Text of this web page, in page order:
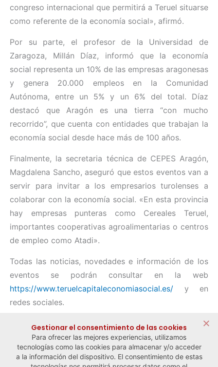
congreso internacional que permitirá a Teruel situarse
como referente de la economía social», afirmó.
Por su parte, el profesor de la Universidad de
Zaragoza, Millán Díaz, informó que la economía
social representa un 10% de las empresas aragonesas
y genera 20.000 empleos en la Comunidad
Autónoma, entre un 5% y un 6% del total. Díaz
destacó que Aragón es una tierra “con mucho
recorrido”, que cuenta con entidades que trabajan la
economía social desde hace más de 100 años.
Finalmente, la secretaria técnica de CEPES Aragón,
Magdalena Sancho, aseguró que estos eventos van a
servir para invitar a los empresarios turolenses a
colaborar con la economía social. «En esta provincia
hay empresas punteras como Cereales Teruel,
importantes cooperativas agroalimentarias o centros
de empleo como Atadi».
Todas las noticias, novedades e información de los
eventos se podrán consultar en la web
https://www.teruelcapitaleconomiasocial.es/ y en
redes sociales.
Gestionar el consentimiento de las cookies
Para ofrecer las mejores experiencias, utilizamos
tecnologías como las cookies para almacenar y/o acceder
a la información del dispositivo. El consentimiento de estas